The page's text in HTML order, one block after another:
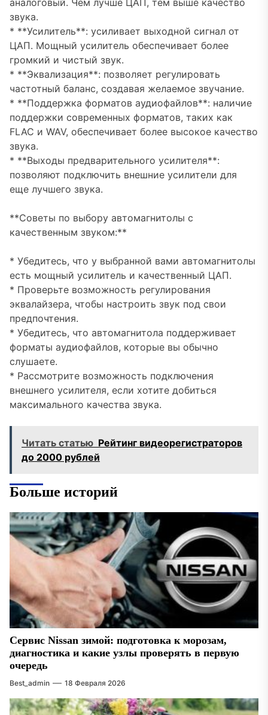
аналоговый. Чем лучше ЦАП, тем выше качество
звука.
* **Усилитель**: усиливает выходной сигнал от
ЦАП. Мощный усилитель обеспечивает более
громкий и чистый звук.
* **Эквализация**: позволяет регулировать
частотный баланс, создавая желаемое звучание.
* **Поддержка форматов аудиофайлов**: наличие
поддержки современных форматов, таких как
FLAC и WAV, обеспечивает более высокое качество
звука.
* **Выходы предварительного усилителя**:
позволяют подключить внешние усилители для
еще лучшего звука.
**Советы по выбору автомагнитолы с
качественным звуком:**
* Убедитесь, что у выбранной вами автомагнитолы
есть мощный усилитель и качественный ЦАП.
* Проверьте возможность регулирования
эквалайзера, чтобы настроить звук под свои
предпочтения.
* Убедитесь, что автомагнитола поддерживает
форматы аудиофайлов, которые вы обычно
слушаете.
* Рассмотрите возможность подключения
внешнего усилителя, если хотите добиться
максимального качества звука.
Читать статью Рейтинг видеорегистраторов
до 2000 рублей
Больше историй
Сервис Nissan зимой: подготовка к морозам,
диагностика и какие узлы проверять в первую
очередь
Best_admin 18 Февраля 2026